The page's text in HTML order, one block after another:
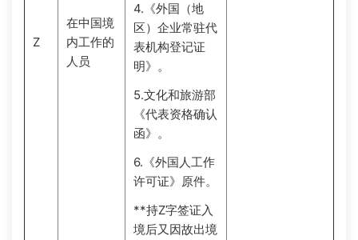
Z
在中国境
内工作的
人员
4.《外国（地
区）企业常驻代
表机构登记证
明》。
5.文化和旅游部
《代表资格确认
函》。
6.《外国人工作
许可证》原件。
**持Z字签证入
境后又因故出境